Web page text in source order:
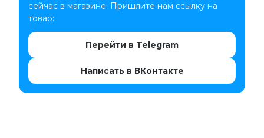
сейчас в магазине. Пришлите нам ссылку на
товар:
Перейти в Telegram
Написать в ВКонтакте